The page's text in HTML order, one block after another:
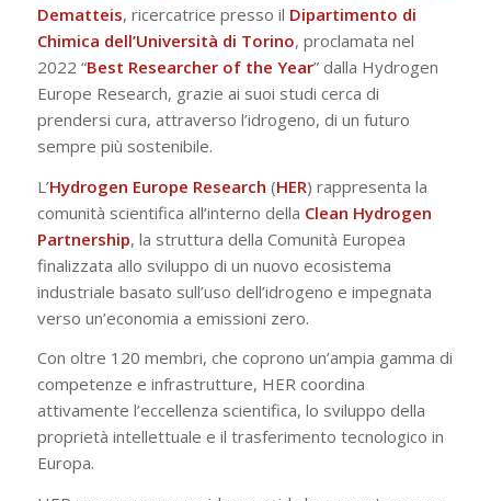
Dematteis, ricercatrice presso il Dipartimento di
Chimica dell’Università di Torino, proclamata nel
2022 “Best Researcher of the Year” dalla Hydrogen
Europe Research, grazie ai suoi studi cerca di
prendersi cura, attraverso l’idrogeno, di un futuro
sempre più sostenibile.
L’Hydrogen Europe Research (HER) rappresenta la
comunità scientifica all’interno della Clean Hydrogen
Partnership, la struttura della Comunità Europea
finalizzata allo sviluppo di un nuovo ecosistema
industriale basato sull’uso dell’idrogeno e impegnata
verso un’economia a emissioni zero.
Con oltre 120 membri, che coprono un’ampia gamma di
competenze e infrastrutture, HER coordina
attivamente l’eccellenza scientifica, lo sviluppo della
proprietà intellettuale e il trasferimento tecnologico in
Europa.